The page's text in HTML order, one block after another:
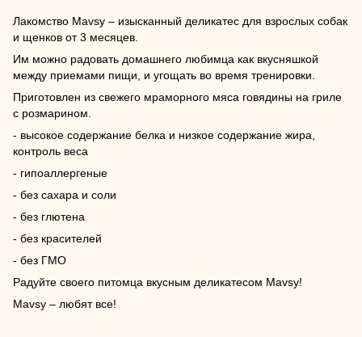
Лакомство Mavsy – изысканный деликатес для взрослых собак
и щенков от 3 месяцев.
Им можно радовать домашнего любимца как вкусняшкой
между приемами пищи, и угощать во время тренировки.
Приготовлен из свежего мраморного мяса говядины на гриле
с розмарином.
- высокое содержание белка и низкое содержание жира,
контроль веса
- гипоаллергеные
- без сахара и соли
- без глютена
- без красителей
- без ГМО
Радуйте своего питомца вкусным деликатесом Mavsy!
Mavsy – любят все!